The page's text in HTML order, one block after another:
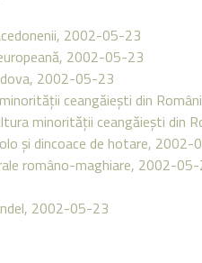
2002-05-23
2002-05-23
2002-05-23
ceangăieşti din
minorităţii ceangăieşti din
şi dincoace de hotare, 2002-
româno-maghiare, 2002-
2002-05-23